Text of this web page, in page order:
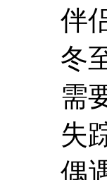
伴侣
冬至
需要
失踪
偶遇